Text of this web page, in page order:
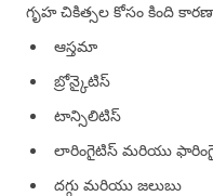
గృహ చికిత్సల కోసం కింది
ఆస్తమా
బ్రోన్కైటిస్
టాన్సిలిటిస్
లారింగైటిస్ మరియు
దగ్గు మరియు జలుబు